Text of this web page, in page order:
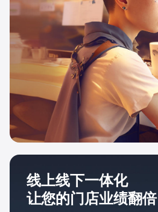
线上线下一体化
让您的门店业绩翻倍